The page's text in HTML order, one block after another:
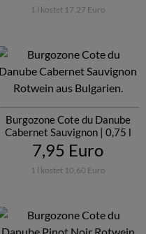
1 l kostet 17,27 Euro
Burgozone Cote du Danube
Cabernet Sauvignon | 0,75 l
7,95 Euro
1 l kostet 10,60 Euro